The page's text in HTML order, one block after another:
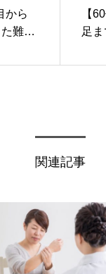
から
難治
【
足
神
関連記事